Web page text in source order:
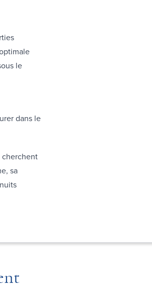
le
dans le
cherchent
sa